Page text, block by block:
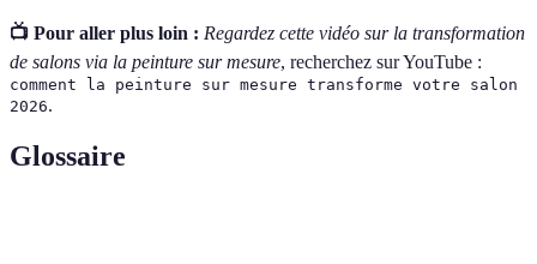
📺 Pour aller plus loin : Regardez cette vidéo sur la transformation
de salons via la peinture sur mesure, recherchez sur YouTube :
comment la peinture sur mesure transforme votre salon
2026.
Glossaire